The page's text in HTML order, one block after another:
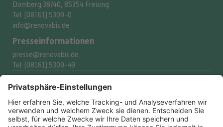
Domberg 38/40, 85354 Freising
Tel: (08161) 5309-0
info@renovabis.de
Presse­informationen
presse@renovabis.de
Tel: (08161) 5309-49
spenden@renovabis.de
Tel: (08161) 5309-53
Spendenkonto